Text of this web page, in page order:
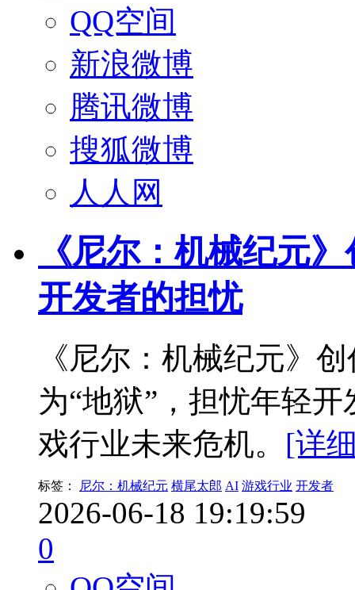
QQ空间
新浪微博
腾讯微博
搜狐微博
人人网
《尼尔：机械纪元
开发者的担忧
《尼尔：机械纪元》
为“地狱”，担忧年轻
戏行业未来危机。 [详
标签： 尼尔：机械纪元 横尾太郎 AI 游戏行业 开发者
2026-06-18 19:19:59
0